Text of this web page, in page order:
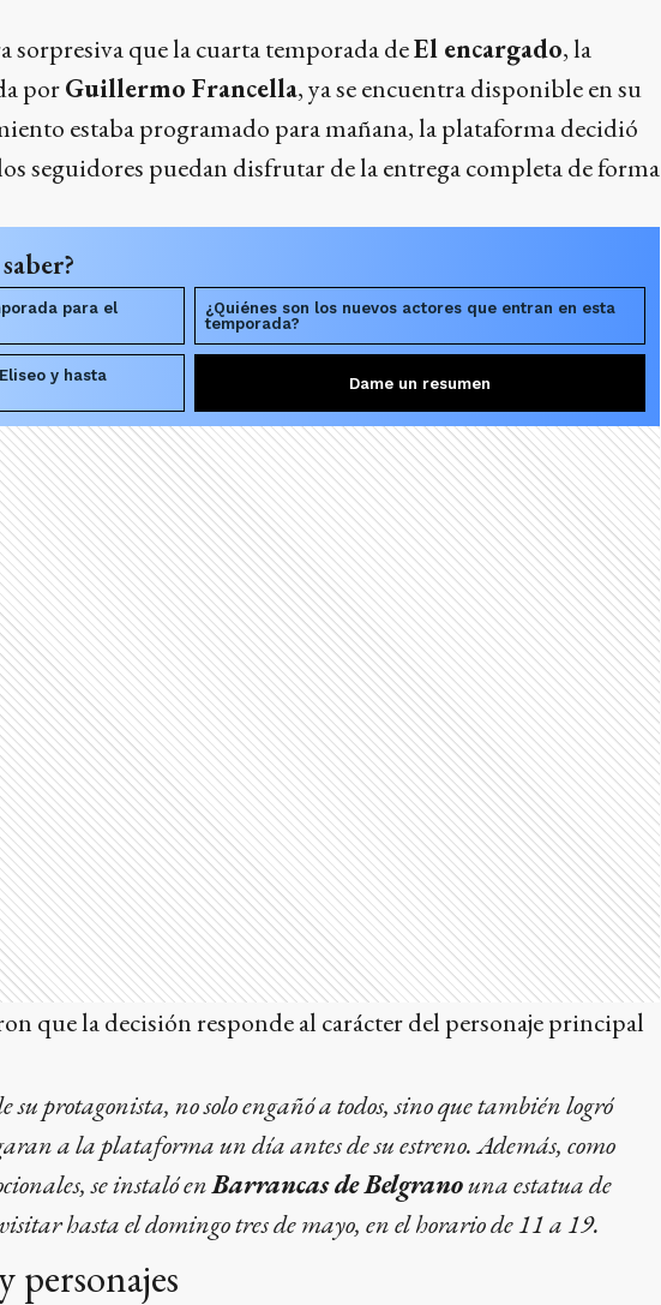
sorpresiva que la cuarta temporada deEl encargado, la
porGuillermo Francella, ya se encuentra disponible en su
estaba programado para mañana, la plataforma decidió
seguidores puedan disfrutar de la entrega completa de forma
para el
¿Quiénes son los nuevos actores que entran en esta
temporada?
y hasta
Dame un resumen
que la decisión responde al carácter del personaje principal
su protagonista, no solo engañó a todos, sino que también logró
a la plataforma un día antes de su estreno. Además, como
se instaló enBarrancas de Belgranouna estatua de
hasta el domingo tres de mayo, en el horario de 11 a 19.
personajes